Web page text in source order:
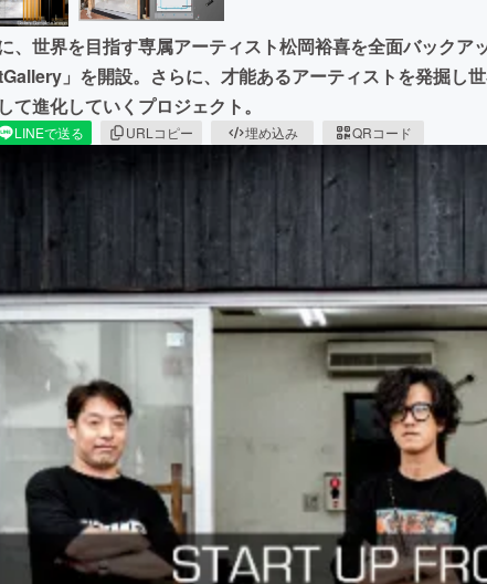
、世界を目指す専属アーティスト松岡裕喜を全面バックア
」を開設。さらに、才能あるアーティストを発掘し
進化していくプロジェクト。
LINEで送る URLコピー 埋め込み QRコード